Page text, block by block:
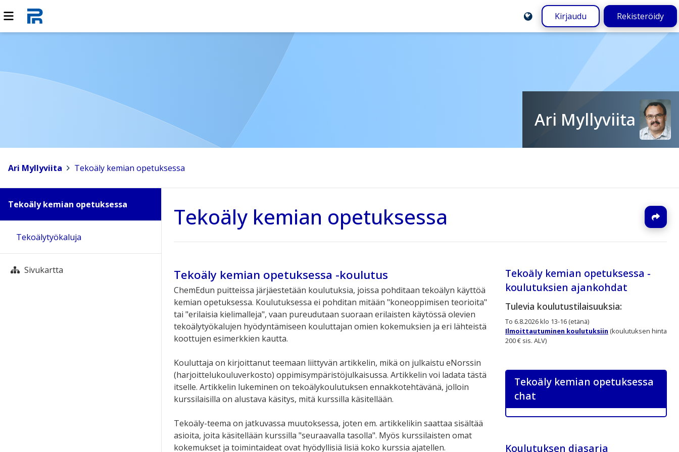
Kirjaudu Rekisteröidy
Ari Myllyviita
Ari Myllyviita Tekoäly kemian opetuksessa
Tekoäly kemian opetuksessa
Tekoäly kemian opetuksessa -koulutus
ChemEdun puitteissa järjäestetään koulutuksia, joissa pohditaan tekoälyn käyttöä
kemian opetuksessa. Koulutuksessa ei pohditan mitään "koneoppimisen teorioita"
tai "erilaisia kielimalleja", vaan pureudutaan suoraan erilaisten käytössä olevien
tekoälytyökalujen hyödyntämiseen kouluttajan omien kokemuksien ja eri lähteistä
koottujen esimerkkien kautta.
Kouluttaja on kirjoittanut teemaan liittyvän artikkelin, mikä on julkaistu eNorssin
(harjoittelukouluverkosto) oppimisympäristöjulkaisussa. Artikkelin voi ladata tästä
itselle. Artikkelin lukeminen on tekoälykoulutuksen ennakkotehtävänä, jolloin
kurssilaisilla on alustava käsitys, mitä kurssilla käsitellään.
Tekoäly-teema on jatkuvassa muutoksessa, joten em. artikkelikin saattaa sisältää
asioita, joita käsitellään kurssilla "seuraavalla tasolla". Myös kurssilaisten omat
kokemukset ja toimintaideat ovat hyödyllisiä lisiä koko kurssia ajatellen.
Tekoäly kemian opetuksessa -
koulutuksien ajankohdat
Tulevia koulutustilaisuuksia:
To 6.8.2026 klo 13-16 (etänä)
Ilmoittautuminen koulutuksiin (koulutuksen hinta
200 € sis. ALV)
Tekoäly kemian opetuksessa
chat
Koulutuksen diasarja
Tekoäly kemian opetuksessa
Tekoälytyökaluja
Sivukartta